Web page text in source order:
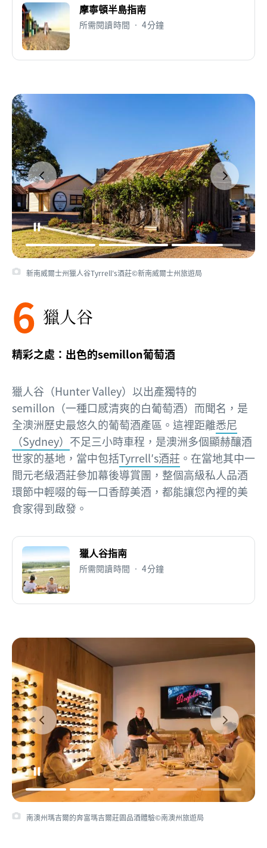
摩寧頓半島指南
所需閱讀時間 • 4分鐘
新南威爾士州獵人谷Tyrrell′s酒莊©新南威爾士州旅遊局
6 獵人谷
精彩之處：出色的semillon葡萄酒
獵人谷（Hunter Valley）以出產獨特的
semillon（一種口感清爽的白葡萄酒）而聞名，是
全澳洲歷史最悠久的葡萄酒產區。這裡距離悉尼
（Sydney） 不足三小時車程，是澳洲多個顯赫釀酒
世家的基地，當中包括Tyrrell′s酒莊 。在當地其中一
間元老級酒莊參加幕後導賞團，整個高級私人品酒
環節中輕啜的每一口香醇美酒，都能讓您內裡的美
食家得到啟發。
獵人谷指南
所需閱讀時間 • 4分鐘
南澳州瑪吉爾的奔富瑪吉爾莊園品酒體驗©南澳州旅遊局